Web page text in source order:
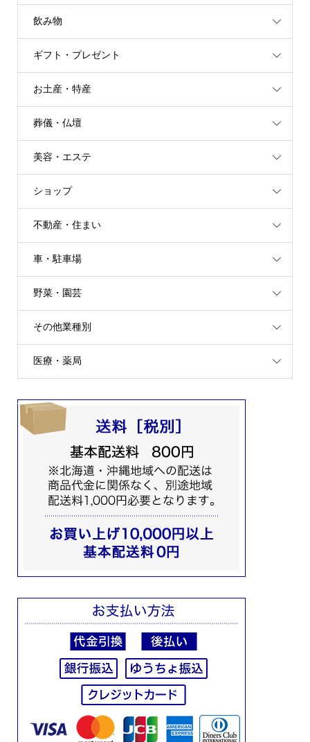
飲み物
ギフト・プレゼント
お土産・特産
葬儀・仏壇
美容・エステ
ショップ
不動産・住まい
車・駐車場
野菜・園芸
その他業種別
医療・薬局